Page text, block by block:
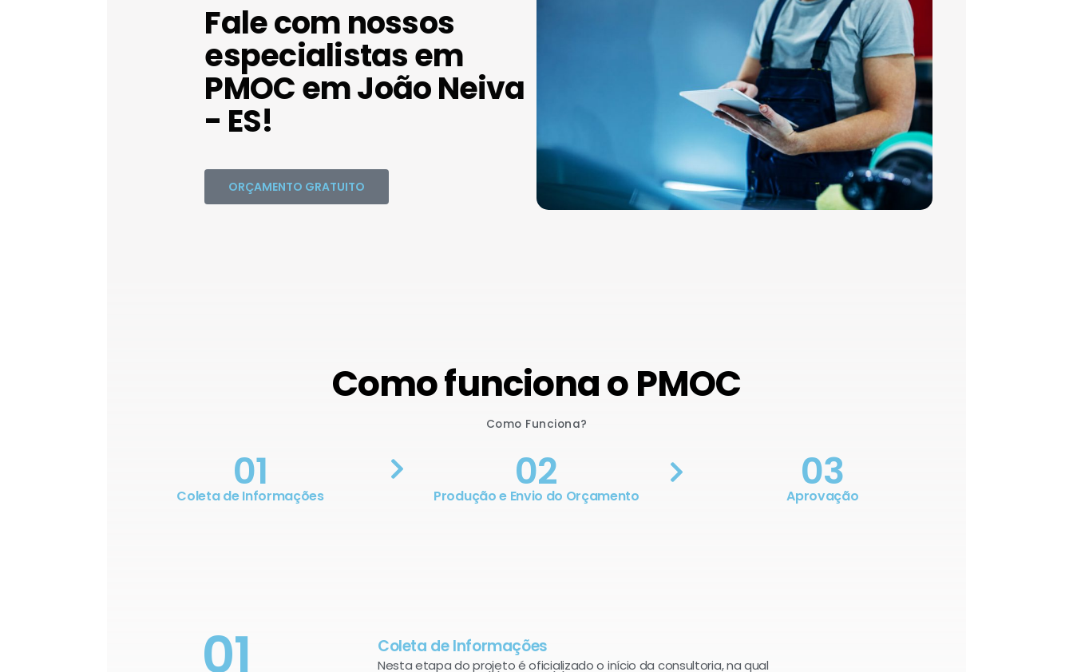
Fale com nossos
especialistas em
PMOC em João Neiva
- ES!
ORÇAMENTO GRATUITO
Como funciona o PMOC
Como Funciona?
01
Coleta de Informações 02
Produção e Envio do Orçamento 03
Aprovação
01 Coleta de Informações
Nesta etapa do projeto é oficializado o início da consultoria, na qual